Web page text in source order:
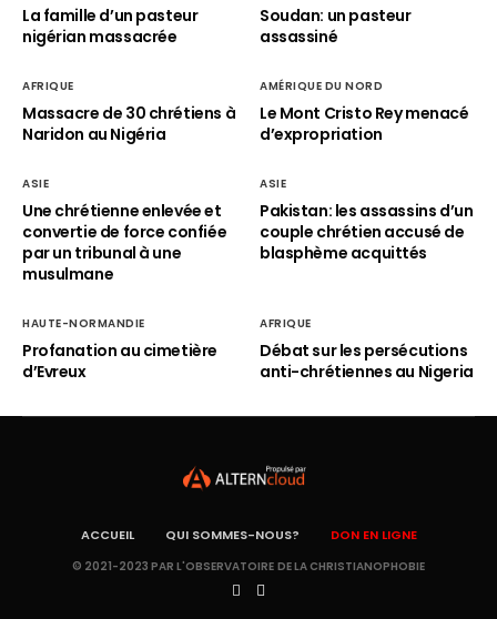
La famille d’un pasteur
nigérian massacrée
Soudan: un pasteur
assassiné
AFRIQUE
Massacre de 30 chrétiens à
Naridon au Nigéria
AMÉRIQUE DU NORD
Le Mont Cristo Rey menacé
d’expropriation
ASIE
Une chrétienne enlevée et
convertie de force confiée
par un tribunal à une
musulmane
ASIE
Pakistan: les assassins d’un
couple chrétien accusé de
blasphème acquittés
HAUTE-NORMANDIE
Profanation au cimetière
d’Evreux
AFRIQUE
Débat sur les persécutions
anti-chrétiennes au Nigeria
ACCUEIL QUI SOMMES-NOUS? DON EN LIGNE
© 2021-2023 PAR L'OBSERVATOIRE DE LA CHRISTIANOPHOBIE